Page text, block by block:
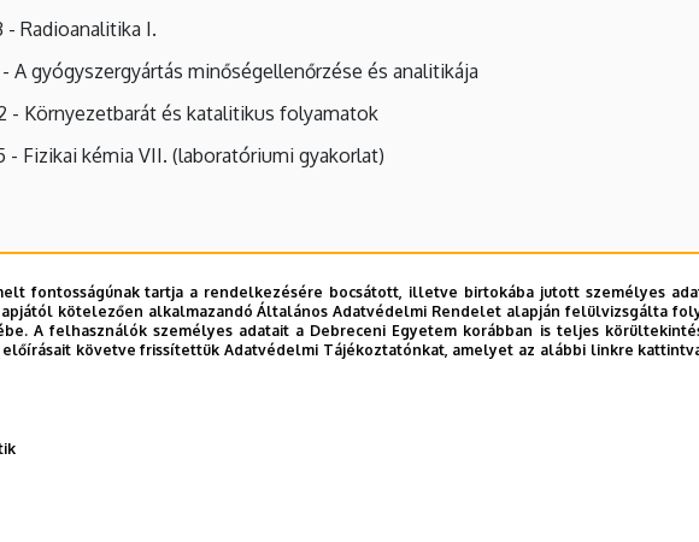
- Radioanalitika I.
- A gyógyszergyártás minőségellenőrzése és analitikája
- Környezetbarát és katalitikus folyamatok
- Fizikai kémia VII. (laboratóriumi gyakorlat)
fontosságúnak tartja a rendelkezésére bocsátott, illetve birtokába jutott személyes
napjától kötelezően alkalmazandó Általános Adatvédelmi Rendelet alapján felülvizsgálta
A felhasználók személyes adatait a Debreceni Egyetem korábban is teljes
előírásait követve frissítettük Adatvédelmi Tájékoztatónkat, amelyet az alábbi linkre